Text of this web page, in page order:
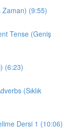
Zaman) (9:55)
Tense (Geniş
(6:23)
(Sıklık
Dersi 1 (10:06)